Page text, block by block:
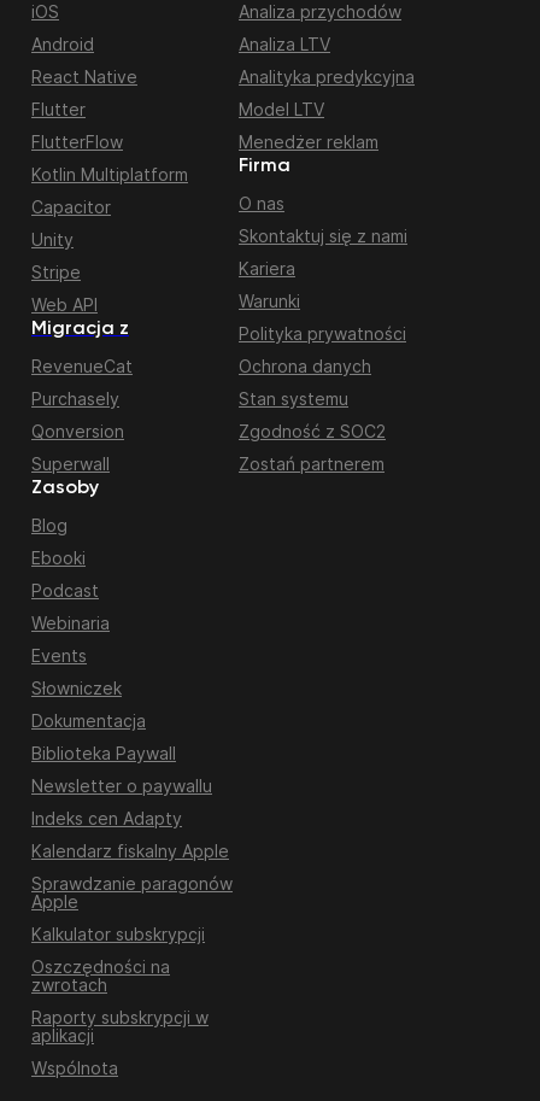
Migracja z
RevenueCat
Purchasely
Qonversion
Superwall
iOS
Android
React Native
Flutter
FlutterFlow
Kotlin Multiplatform
Capacitor
Unity
Stripe
Web API
Zasoby
Blog
Ebooki
Podcast
Webinaria
Events
Słowniczek
Dokumentacja
Biblioteka Paywall
Newsletter o paywallu
Indeks cen Adapty
Kalendarz fiskalny Apple
Sprawdzanie paragonów
Apple
Kalkulator subskrypcji
Oszczędności na
zwrotach
Raporty subskrypcji w
aplikacji
Wspólnota
Analiza przychodów
Analiza LTV
Analityka predykcyjna
Model LTV
Menedżer reklam
Firma
O nas
Skontaktuj się z nami
Kariera
Warunki
Polityka prywatności
Ochrona danych
Stan systemu
Zgodność z SOC2
Zostań partnerem